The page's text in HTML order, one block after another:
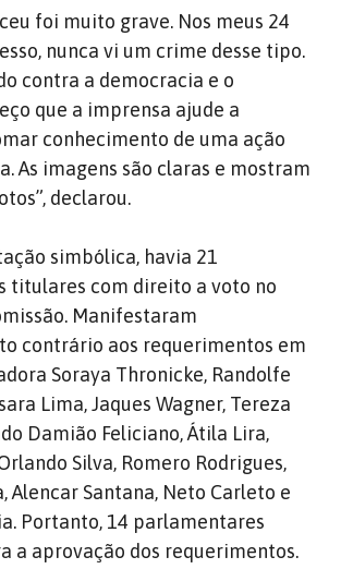
foi muito grave. Nos meus 24
nunca vi um crime desse tipo.
contra a democracia e o
que a imprensa ajude a
conhecimento de uma ação
As imagens são claras e mostram
declarou.
simbólica, havia 21
titulares com direito a voto no
Manifestaram
contrário aos requerimentos em
Soraya Thronicke, Randolfe
Lima, Jaques Wagner, Tereza
Damião Feliciano, Átila Lira,
Silva, Romero Rodrigues,
Alencar Santana, Neto Carleto e
Portanto, 14 parlamentares
a aprovação dos requerimentos.